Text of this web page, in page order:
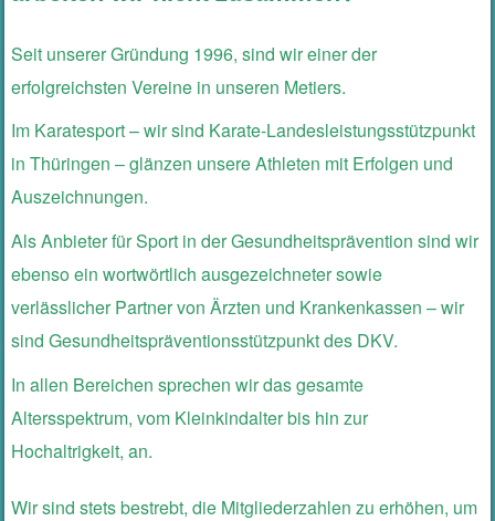
Seit unserer Gründung 1996, sind wir einer der
erfolgreichsten Vereine in unseren Metiers.
Im Karatesport – wir sind Karate-Landesleistungsstützpunkt
in Thüringen – glänzen unsere Athleten mit Erfolgen und
Auszeichnungen.
Als Anbieter für Sport in der Gesundheitsprävention sind wir
ebenso ein wortwörtlich ausgezeichneter sowie
verlässlicher Partner von Ärzten und Krankenkassen – wir
sind Gesundheitspräventionsstützpunkt des DKV.
In allen Bereichen sprechen wir das gesamte
Altersspektrum, vom Kleinkindalter bis hin zur
Hochaltrigkeit, an.
Wir sind stets bestrebt, die Mitgliederzahlen zu erhöhen, um